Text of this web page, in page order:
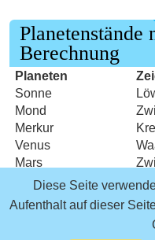
Diese Seite
Aufenthalt auf dieser
Planetenstände
Berechnung
Planeten
Sonne
Mond
Merkur
Venus
Mars
Jupiter
Saturn